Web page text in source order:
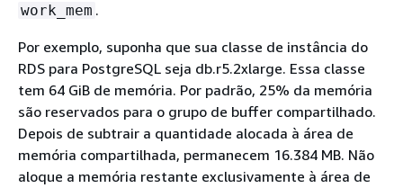
work_mem .
Por exemplo, suponha que sua classe de instância do
RDS para PostgreSQL seja db.r5.2xlarge. Essa classe
tem 64 GiB de memória. Por padrão, 25% da memória
são reservados para o grupo de buffer compartilhado.
Depois de subtrair a quantidade alocada à área de
memória compartilhada, permanecem 16.384 MB. Não
aloque a memória restante exclusivamente à área de